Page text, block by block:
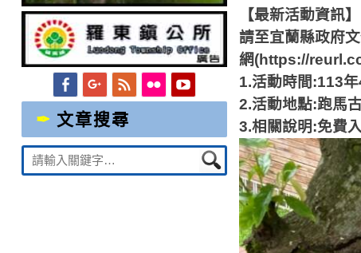
【最新活動資訊】
請至宜蘭縣政府
網(https://
1.活動時間:113年
2.活動地點:跑馬
3.相關說明:免費
FacebookGoogleplus
FeedFlickrYouTube
文章搜尋
Suche
nach: